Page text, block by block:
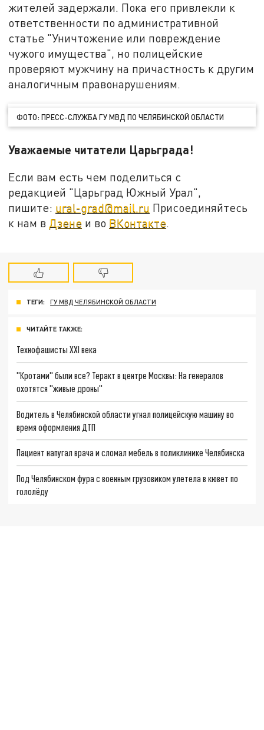
жителей задержали. Пока его привлекли к
ответственности по административной
статье "Уничтожение или повреждение
чужого имущества", но полицейские
проверяют мужчину на причастность к другим
аналогичным правонарушениям.
ФОТО: ПРЕСС-СЛУЖБА ГУ МВД ПО ЧЕЛЯБИНСКОЙ ОБЛАСТИ
Уважаемые читатели Царьграда!
Если вам есть чем поделиться с
редакцией "Царьград Южный Урал",
пишите: ural-grad@mail.ru Присоединяйтесь
к нам в Дзене и во ВКонтакте.
ТЕГИ: ГУ МВД ЧЕЛЯБИНСКОЙ ОБЛАСТИ
ЧИТАЙТЕ ТАКЖЕ:
Технофашисты XXI века
"Кротами" были все? Теракт в центре Москвы: На генералов
охотятся "живые дроны"
Водитель в Челябинской области угнал полицейскую машину во
время оформления ДТП
Пациент напугал врача и сломал мебель в поликлинике Челябинска
Под Челябинском фура с военным грузовиком улетела в кювет по
гололёду